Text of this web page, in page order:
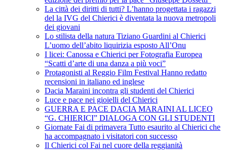
La città dei diritti di tutti? L’hanno progettata i ragazzi
del la IVG del Chierici è diventata la nuova metropoli
dei giovani
Lo stilista della natura Tiziano Guardini al Chierici
L’uomo dell’abito liquirizia esposto All’Onu
I licei: Canossa e Chierici per Fotografia Europea
“Scatti d’arte di una danza a più voci”
Protagonisti al Reggio Film Festival Hanno redatto
recensioni in italiano ed inglese
Dacia Maraini incontra gli studenti del Chierici
Luce e pace nei gioielli del Chierici
GUERRA E PACE DACIA MARAINI AL LICEO
“G. CHIERICI” DIALOGA CON GLI STUDENTI
Giornate Fai di primavera Tutto esaurito al Chierici che
ha accompagnato i visitatori con successo
Il Chierici col Fai nel cuore della reggianità